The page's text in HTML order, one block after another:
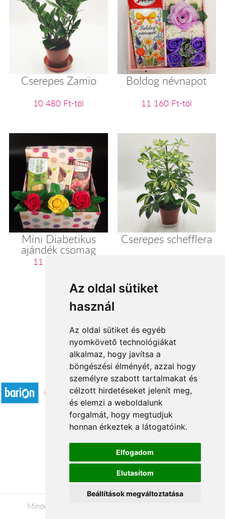
Az oldal sütiket
használ
Az oldal sütiket és egyéb
nyomkövető technológiákat
alkalmaz, hogy javítsa a
böngészési élményét, azzal hogy
személyre szabott tartalmakat és
célzott hirdetéseket jelenít meg,
és elemzi a weboldalunk
forgalmát, hogy megtudjuk
honnan érkeztek a látogatóink.
Elfogadom
Elutasítom
Beállítások megváltoztatása
Cserepes Zamio
10 480 Ft-tól
Boldog névnapot
11 160 Ft-tól
Mini Diabetikus
ajándék csomag
11 200 Ft-tól
Cserepes schefflera
2 3 ...
Elfogadott fizetési módok
Á.SZ.F.
Impresszum
Adatkezelési tájékoztató
Minden jog fenntartva © 2026 |